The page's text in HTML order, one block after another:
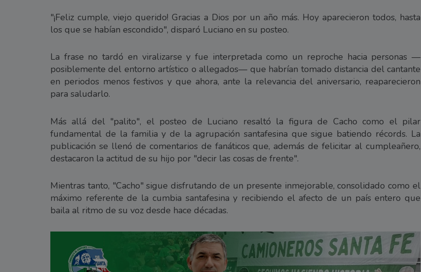
"¡Feliz cumple, viejo querido! Gracias a Dios por un año más. Hoy aparecieron todos, hasta
los que se habían escondido", disparó Luciano en su posteo.
La frase no tardó en viralizarse y fue interpretada como un reproche hacia personas —
posiblemente del entorno artístico o allegados— que habrían tomado distancia del cantante
en periodos menos festivos y que ahora, ante la relevancia del aniversario, reaparecieron
para saludarlo.
Más allá del "palito", el posteo de Luciano resaltó la figura de Cacho como el pilar
fundamental de la familia y de la agrupación santafesina que sigue batiendo récords. La
publicación se llenó de comentarios de fanáticos que, además de felicitar al cumpleañero,
destacaron la actitud de su hijo por "decir las cosas de frente".
Mientras tanto, "Cacho" sigue disfrutando de un presente inmejorable, consolidado como el
máximo referente de la cumbia santafesina y recibiendo el afecto de un país entero que
baila al ritmo de su voz desde hace décadas.